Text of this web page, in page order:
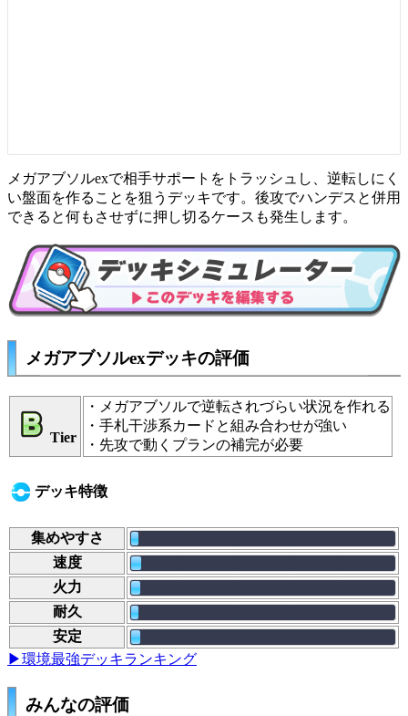
メガアブソルexで相手サポートをトラッシュし、逆転しにく
い盤面を作ることを狙うデッキです。後攻でハンデスと併用
できると何もさせずに押し切るケースも発生します。
メガアブソルexデッキの評価
Tier
・メガアブソルで逆転されづらい状況を作れる
・手札干渉系カードと組み合わせが強い
・先攻で動くプランの補完が必要
デッキ特徴
集めやすさ
速度
火力
耐久
安定
▶環境最強デッキランキング
みんなの評価